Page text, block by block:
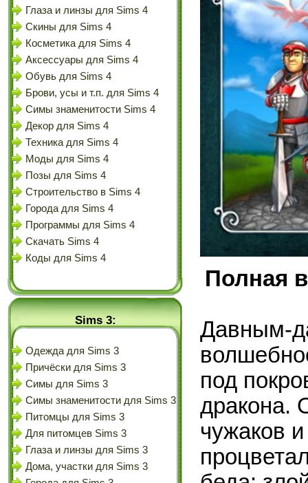
Глаза и линзы для Sims 4
Скины для Sims 4
Косметика для Sims 4
Аксессуары для Sims 4
Обувь для Sims 4
Брови, усы и т.п. для Sims 4
Симы знаменитости Sims 4
Декор для Sims 4
Техника для Sims 4
Моды для Sims 4
Позы для Sims 4
Строительство в Sims 4
Города для Sims 4
Программы для Sims 4
Скачать Sims 4
Коды для Sims 4
Sims 3:
Одежда для Sims 3
Причёски для Sims 3
Симы для Sims 3
Симы знаменитости для Sims 3
Питомцы для Sims 3
Для питомцев Sims 3
Глаза и линзы для Sims 3
Дома, участки для Sims 3
Полная
Давным-
под
дракона.
чужаков